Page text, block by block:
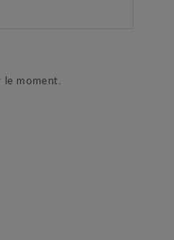
le moment.